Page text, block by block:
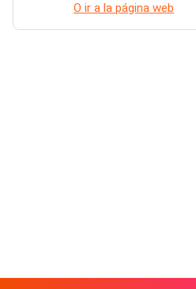
O ir a la página web